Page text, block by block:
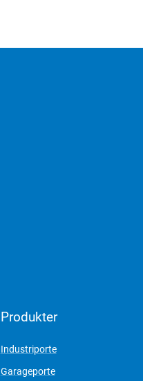
Produkter
Industriporte
Garageporte